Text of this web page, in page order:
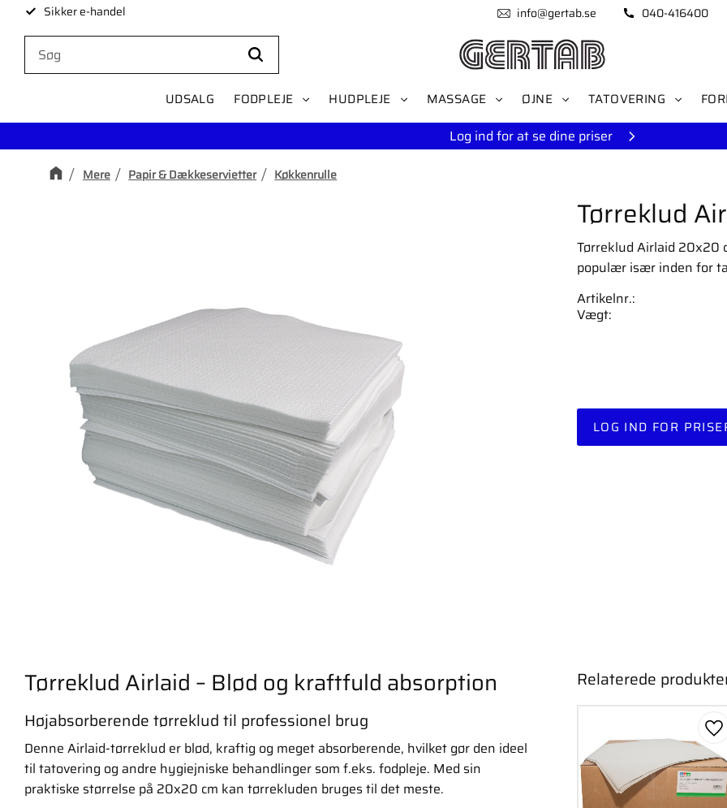
Sikker e-handel info@gertab.se 040-416400
UDSALG FODPLEJE HUDPLEJE MASSAGE ØJNE TATOVERING
Log ind for at se dine priser
Mere Papir & Dækkeservietter Køkkenrulle
Tørreklud
Tørreklud Airlaid 20x20
populær især inden for
LOG IND FOR
Artikelnr.
Vægt
Tørreklud Airlaid – Blød og kraftfuld absorption
Højabsorberende tørreklud til professionel brug
Denne Airlaid-tørreklud er blød, kraftig og meget absorberende, hvilket gør den ideel
til tatovering og andre hygiejniske behandlinger som f.eks. fodpleje. Med sin
praktiske størrelse på 20x20 cm kan tørrekluden bruges til det meste.
Relaterede